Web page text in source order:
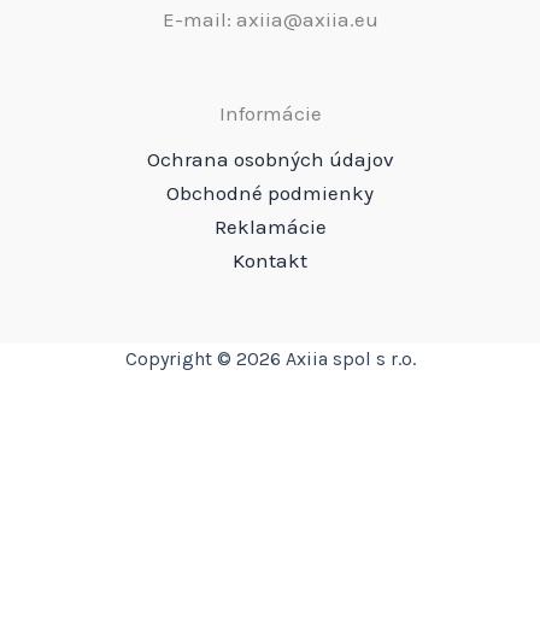
E-mail: axiia@axiia.eu
Informácie
Ochrana osobných údajov
Obchodné podmienky
Reklamácie
Kontakt
Copyright © 2026 Axiia spol s r.o.